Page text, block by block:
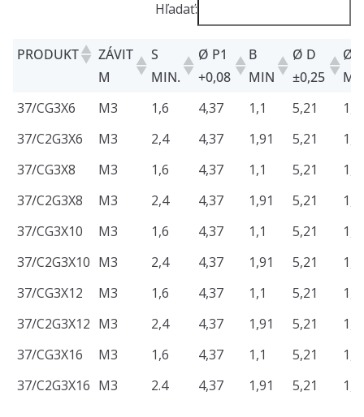
Hľadať:
PRODUKT
ZÁVIT
M
S
MIN.
Ø P1
+0,08
B
MIN
Ø D
±0,25
Ø A
PRODUKT
ZÁVIT
S
Ø P1
B
Ø D
Ø A
37/CG3X6 M3 1,6 4,37 1,1 5,21
37/C2G3X6
M3 2,4 4,37 1,91 5,21
1,8
37/CG3X8
M3 1,6 4,37 1,1 5,21
37/C2G3X8
M3 2,4 4,37 1,91 5,21
1,8
37/CG3X10
M3 1,6 4,37 1,1 5,21
37/C2G3X10 M3 2,4 4,37 1,91 5,21
1,8
37/CG3X12
M3 1,6 4,37 1,1 5,21
37/C2G3X12 M3 2,4 4,37 1,91 5,21
1,8
37/CG3X16
M3 1,6 4,37 1,1 5,21
37/C2G3X16 M3 2.4 4,37 1,91 5,21 1,8